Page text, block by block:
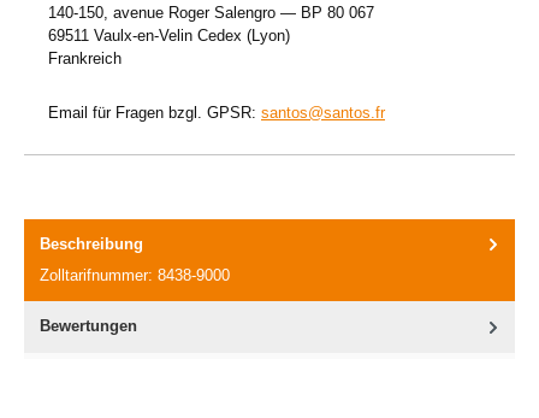
140-150, avenue Roger Salengro — BP 80 067
69511 Vaulx-en-Velin Cedex (Lyon)
Frankreich
Email für Fragen bzgl. GPSR: santos@santos.fr
Beschreibung
Zolltarifnummer: 8438-9000
Bewertungen